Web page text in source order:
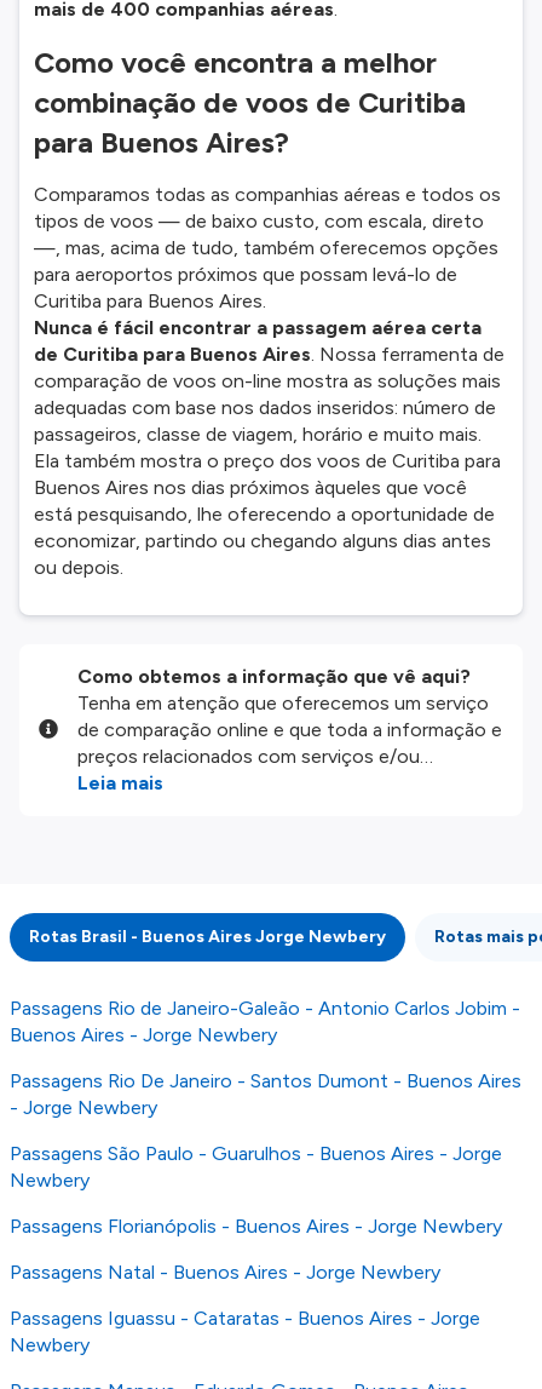
mais de 400 companhias aéreas.
Como você encontra a melhor
combinação de voos de Curitiba
para Buenos Aires?
Comparamos todas as companhias aéreas e todos os
tipos de voos — de baixo custo, com escala, direto
—, mas, acima de tudo, também oferecemos opções
para aeroportos próximos que possam levá-lo de
Curitiba para Buenos Aires.
Nunca é fácil encontrar a passagem aérea certa
de Curitiba para Buenos Aires. Nossa ferramenta de
comparação de voos on-line mostra as soluções mais
adequadas com base nos dados inseridos: número de
passageiros, classe de viagem, horário e muito mais.
Ela também mostra o preço dos voos de Curitiba para
Buenos Aires nos dias próximos àqueles que você
está pesquisando, lhe oferecendo a oportunidade de
economizar, partindo ou chegando alguns dias antes
ou depois.
Como obtemos a informação que vê aqui?
Tenha em atenção que oferecemos um serviço
de comparação online e que toda a informação e
preços relacionados com serviços e/ou
produtos disponíveis no nosso website são
integridade ou pela precisão da informação
publicada, por isso verifique com atenção todas
as condições no website do parceiro antes de
fazer uma reserva. Para mais detalhes verifique
os nossosTermos e Condições.
Leia mais
Rotas Brasil - Buenos Aires Jorge Newbery Rotas mais
Passagens Rio de Janeiro-Galeão - Antonio Carlos Jobim -
Buenos Aires - Jorge Newbery
Passagens Rio De Janeiro - Santos Dumont - Buenos Aires
- Jorge Newbery
Passagens São Paulo - Guarulhos - Buenos Aires - Jorge
Newbery
Passagens Florianópolis - Buenos Aires - Jorge Newbery
Passagens Natal - Buenos Aires - Jorge Newbery
Passagens Iguassu - Cataratas - Buenos Aires - Jorge
Newbery